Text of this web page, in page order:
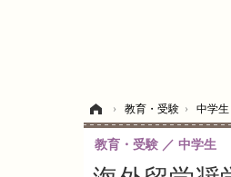
› 教育・受験 › 中学生
教育・受験 中学生